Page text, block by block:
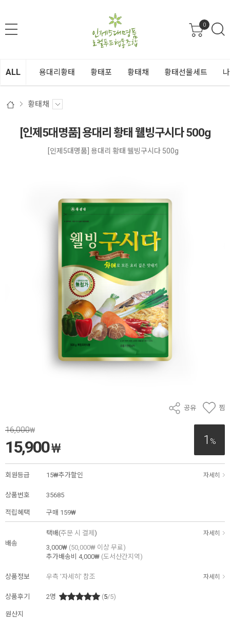
0
ALL 용대리황태 황태포 황태채 황태선물세트
황태채
[인제5대명품] 용대리 황태 웰빙구시다 500g
[인제5대명품] 용대리 황태 웰빙구시다 500g
공유 찜
1 %
16,000₩
15,900₩
회원등급 15₩추가할인 자세히
상품번호 35685
적립혜택 구매 159₩
배송
택배(주문 시 결제 ) 자세히
3,000₩ (50,000₩ 이상 무료)
추가배송비
4,000₩ (도서산간지역)
상품정보 우측 '자세히' 참조 자세히
상품후기 2명 (5/5)
원산지